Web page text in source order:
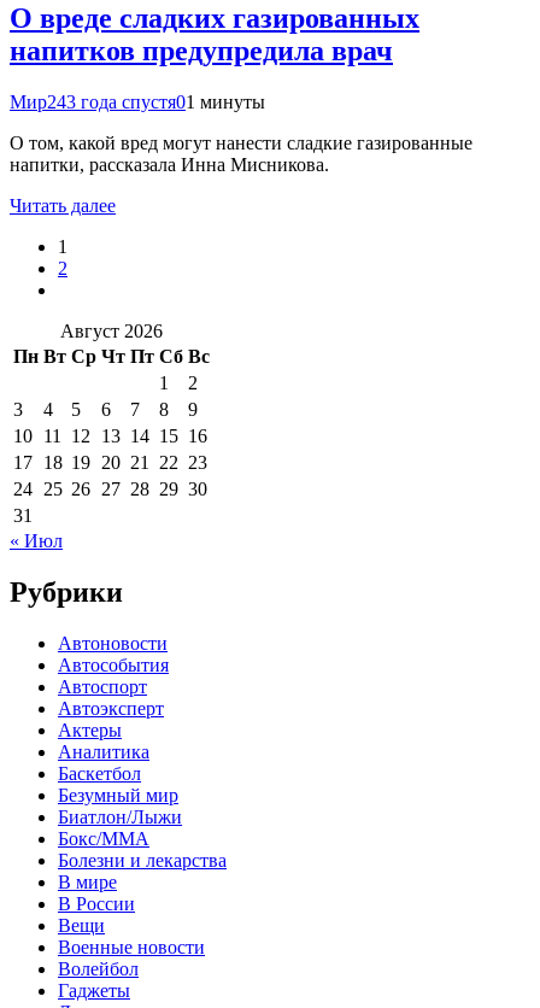
О вреде сладких газированных
напитков предупредила врач
Мир243 года спустя01 минуты
О том, какой вред могут нанести сладкие газированные
напитки, рассказала Инна Мисникова.
Читать далее
1
2
Август 2026
Пн Вт Ср Чт Пт Сб Вс
1
2
3
4 5 6 7 8
9
10 11 12 13 14 15 16
17 18 19 20 21 22 23
24 25 26 27 28 29 30
31
« Июл
Рубрики
Автоновости
Автособытия
Автоспорт
Автоэксперт
Актеры
Аналитика
Баскетбол
Безумный мир
Биатлон/Лыжи
Бокс/MMA
Болезни и лекарства
В мире
В России
Вещи
Военные новости
Волейбол
Гаджеты